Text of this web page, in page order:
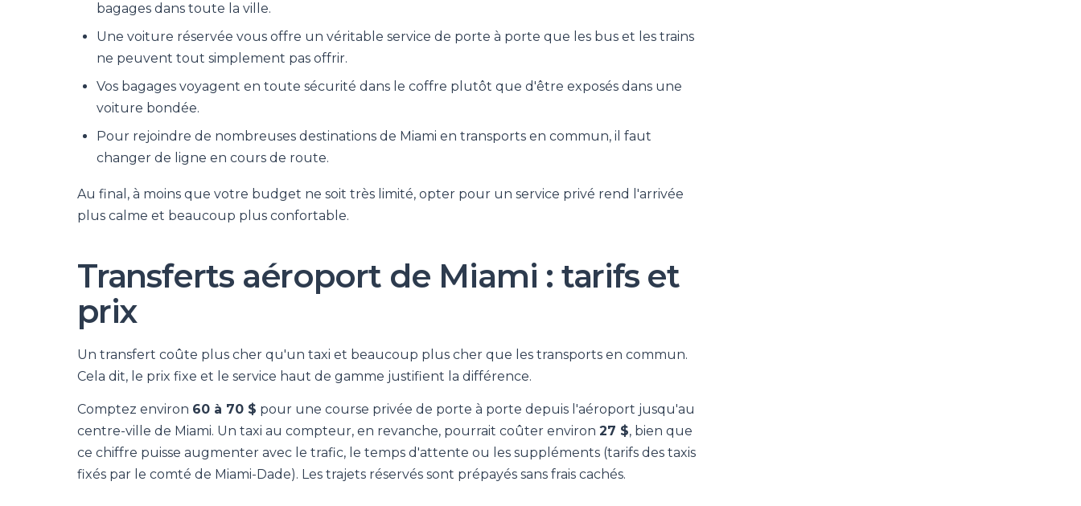
bagages dans toute la ville.
Une voiture réservée vous offre un véritable service de porte à porte que les bus et les trains
ne peuvent tout simplement pas offrir.
Vos bagages voyagent en toute sécurité dans le coffre plutôt que d'être exposés dans une
voiture bondée.
Pour rejoindre de nombreuses destinations de Miami en transports en commun, il faut
changer de ligne en cours de route.
Au final, à moins que votre budget ne soit très limité, opter pour un service privé rend l'arrivée
plus calme et beaucoup plus confortable.
Transferts aéroport de Miami : tarifs et
prix
Un transfert coûte plus cher qu'un taxi et beaucoup plus cher que les transports en commun.
Cela dit, le prix fixe et le service haut de gamme justifient la différence.
Comptez environ 60 à 70 $ pour une course privée de porte à porte depuis l'aéroport jusqu'au
centre-ville de Miami. Un taxi au compteur, en revanche, pourrait coûter environ 27 $, bien que
ce chiffre puisse augmenter avec le trafic, le temps d'attente ou les suppléments (tarifs des taxis
fixés par le comté de Miami-Dade). Les trajets réservés sont prépayés sans frais cachés.